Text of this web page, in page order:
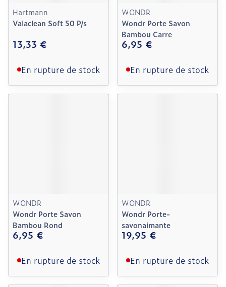
Hartmann
Valaclean Soft 50 P/s
13,33 €
En rupture de stock
WONDR
Wondr Porte Savon
Bambou Carre
6,95 €
En rupture de stock
WONDR
Wondr Porte Savon
Bambou Rond
6,95 €
En rupture de stock
WONDR
Wondr Porte-
savonaimante
19,95 €
En rupture de stock